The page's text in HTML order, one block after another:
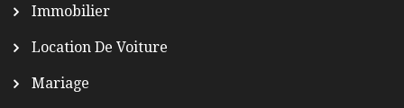
Immobilier
Location De Voiture
Mariage